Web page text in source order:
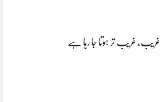
غریب، غریب تر ہوتا جا رہا ہے